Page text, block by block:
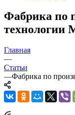
Фабрика по
технологии
Главная
—
Статьи
—Фабрика по